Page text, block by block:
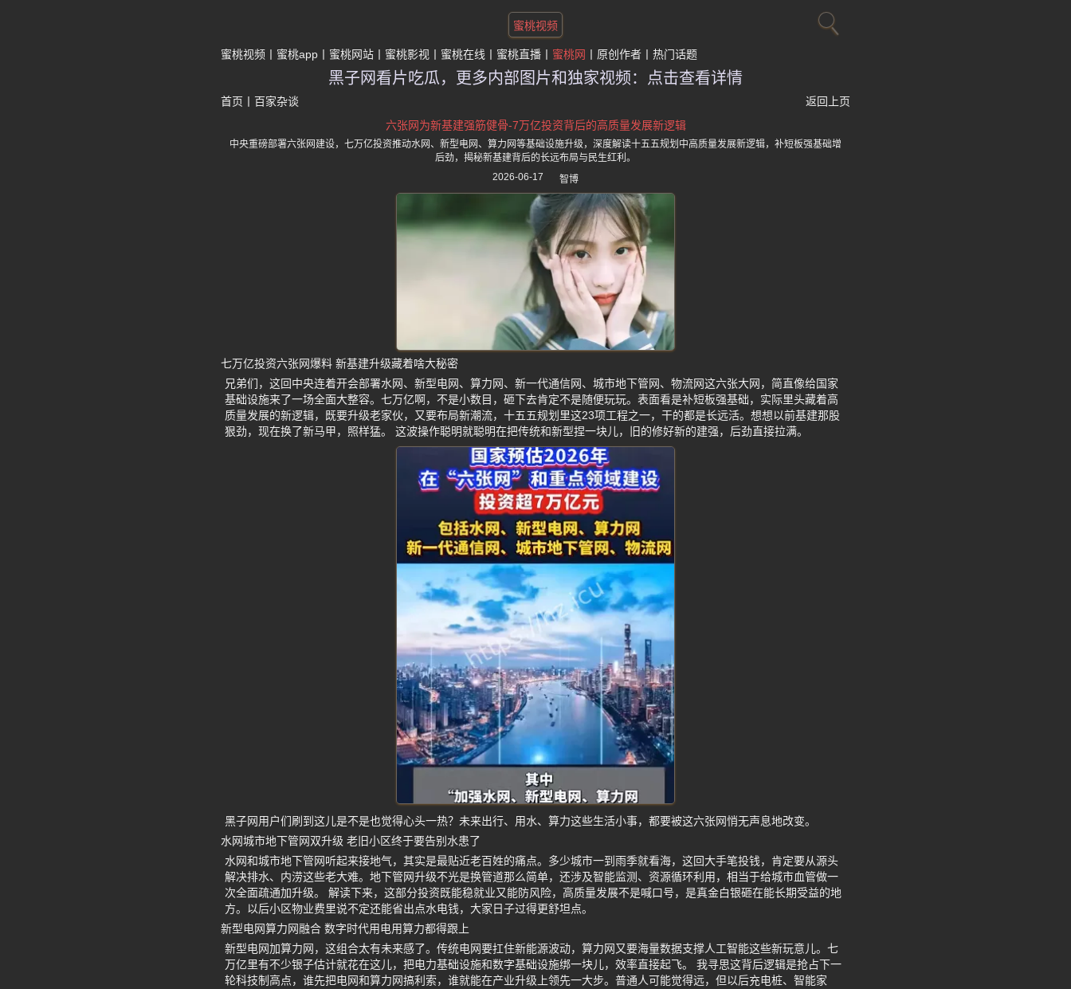
蜜桃视频
蜜桃视频 蜜桃app 蜜桃网站 蜜桃影视 蜜桃在线 蜜桃直播 蜜桃网 原创作者 热门话题
黑子网看片吃瓜，更多内部图片和独家视频：点击查看详情
首页 百家杂谈
返回上页
六张网为新基建强筋健骨-7万亿投资背后的高质量发展新逻辑
中央重磅部署六张网建设，七万亿投资推动水网、新型电网、算力网等基础设施升级，深度解读十五五规划中高质量发展新逻辑，补短板强基础增
后劲，揭秘新基建背后的长远布局与民生红利。
2026-06-17
智博
七万亿投资六张网爆料 新基建升级藏着啥大秘密
兄弟们，这回中央连着开会部署水网、新型电网、算力网、新一代通信网、城市地下管网、物流网这六张大网，简直像给国家
基础设施来了一场全面大整容。七万亿啊，不是小数目，砸下去肯定不是随便玩玩。表面看是补短板强基础，实际里头藏着高
质量发展的新逻辑，既要升级老家伙，又要布局新潮流，十五五规划里这23项工程之一，干的都是长远活。想想以前基建那股
狠劲，现在换了新马甲，照样猛。 这波操作聪明就聪明在把传统和新型捏一块儿，旧的修好新的建强，后劲直接拉满。
黑子网用户们刷到这儿是不是也觉得心头一热？未来出行、用水、算力这些生活小事，都要被这六张网悄无声息地改变。
水网城市地下管网双升级 老旧小区终于要告别水患了
水网和城市地下管网听起来接地气，其实是最贴近老百姓的痛点。多少城市一到雨季就看海，这回大手笔投钱，肯定要从源头
解决排水、内涝这些老大难。地下管网升级不光是换管道那么简单，还涉及智能监测、资源循环利用，相当于给城市血管做一
次全面疏通加升级。 解读下来，这部分投资既能稳就业又能防风险，高质量发展不是喊口号，是真金白银砸在能长期受益的地
方。以后小区物业费里说不定还能省出点水电钱，大家日子过得更舒坦点。
新型电网算力网融合 数字时代用电用算力都得跟上
新型电网加算力网，这组合太有未来感了。传统电网要扛住新能源波动，算力网又要海量数据支撑人工智能这些新玩意儿。七
万亿里有不少银子估计就花在这儿，把电力基础设施和数字基础设施绑一块儿，效率直接起飞。 我寻思这背后逻辑是抢占下一
轮科技制高点，谁先把电网和算力网搞利索，谁就能在产业升级上领先一大步。普通人可能觉得远，但以后充电桩、智能家